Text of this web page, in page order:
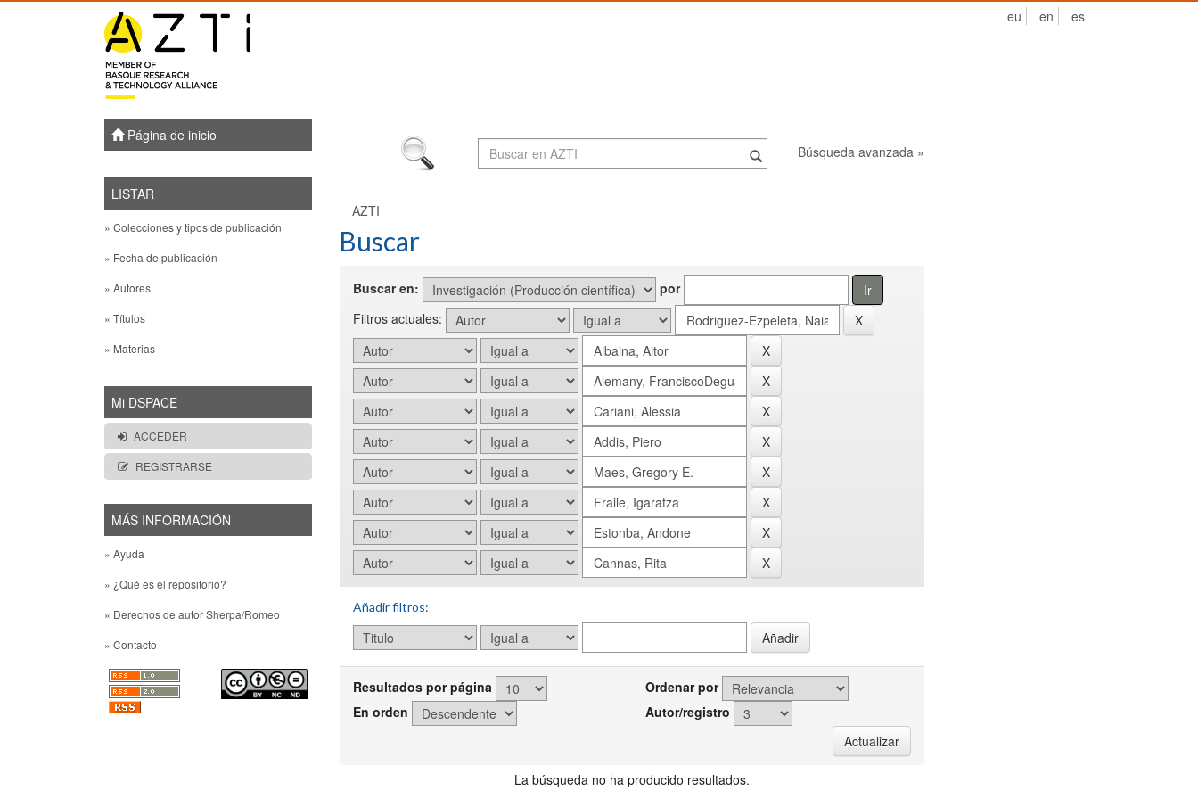
eu en es
Página de inicio
LISTAR
» Colecciones y tipos de publicación
» Fecha de publicación
» Autores
» Títulos
» Materias
Mi DSPACE
ACCEDER
REGISTRARSE
MÁS INFORMACIÓN
» Ayuda
» ¿Qué es el repositorio?
» Derechos de autor Sherpa/Romeo
» Contacto
Búsqueda avanzada »
AZTI
Buscar
Buscar en:
por
Filtros actuales:
Añadir filtros:
Resultados por página
Ordenar por
En orden
Autor/registro
La búsqueda no ha producido resultados.